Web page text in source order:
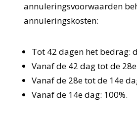
annuleringsvoorwaarden
annuleringskosten:
Tot 42 dagen het bedrag:
Vanaf de 42 dag tot de
Vanaf de 28e tot de 14e
Vanaf de 14e dag: 100%.